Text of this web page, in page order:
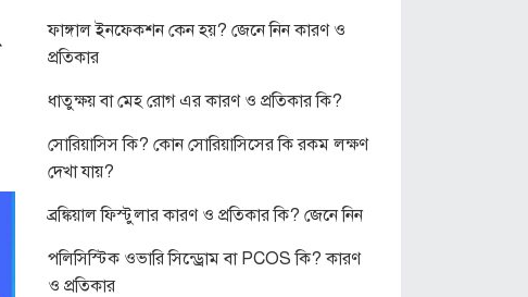
ফাঙ্গাল ইনফেকশন কেন হয়? জেনে নিন কারণ ও
প্রতিকার
ধাতুক্ষয় বা মেহ রোগ এর কারণ ও প্রতিকার কি?
সোরিয়াসিস কি? কোন সোরিয়াসিসের কি রকম লক্ষণ
দেখা যায়?
ব্রঙ্কিয়াল ফিস্টুলার কারণ ও প্রতিকার কি? জেনে নিন
পলিসিস্টিক ওভারি সিন্ড্রোম বা PCOS কি? কারণ
ও প্রতিকার